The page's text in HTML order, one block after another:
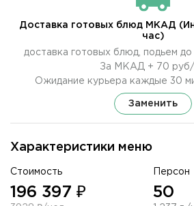
Характеристики меню
Стоимость
196 397 ₽
Персон
50
Доставка готовых блюд МКАД
час)
доставка готовых блюд, подьем
За МКАД + 70 руб/
Ожидание курьера каждые 30
Заменить